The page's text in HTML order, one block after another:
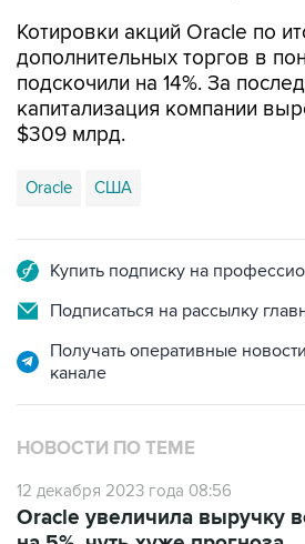
Котировки акций Oracle по
дополнительных торгов в
подскочили на 14%. За
капитализация компании
$309 млрд.
Oracle США
Купить подписку на
Подписаться на рассылку
Получать оперативные
канале
НОВОСТИ ПО ТЕМЕ
12 декабря 2023 года 08:56
Oracle увеличила выручку